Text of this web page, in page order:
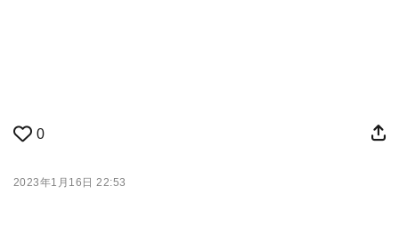
0
2023年1月16日 22:53